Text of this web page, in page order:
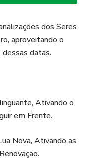
dos Seres
aproveitando o
dessas datas.
Ativando o
em Frente.
Nova, Ativando as